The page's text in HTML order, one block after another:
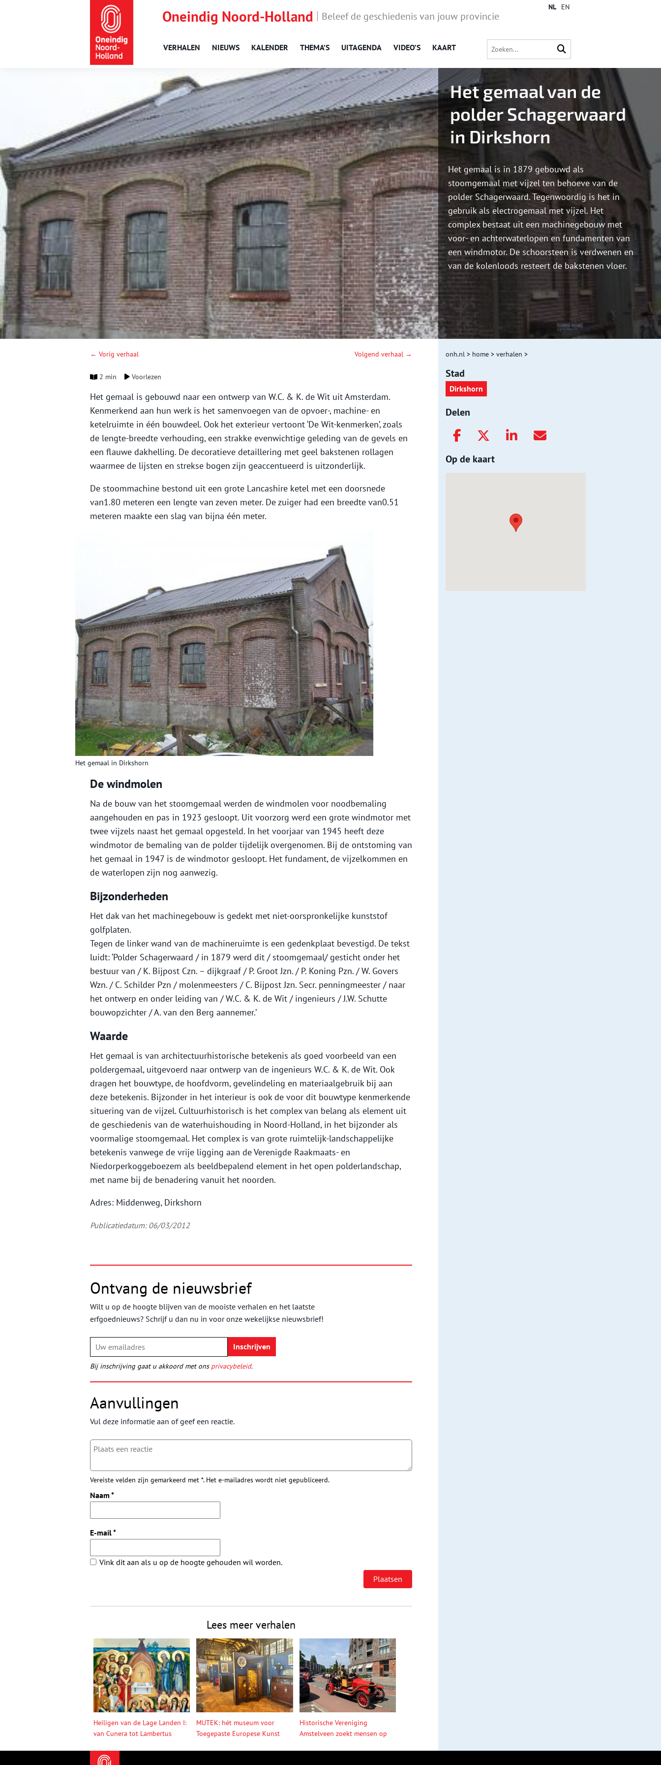
Oneindig Noord-Holland Beleef de geschiedenis van jouw provincie
VERHALEN NIEUWS KALENDER THEMA’S UITAGENDA VIDEO’S KAART
NL EN
Het gemaal van de
polder Schagerwaard
in Dirkshorn
Het gemaal is in 1879 gebouwd als
stoomgemaal met vijzel ten behoeve van de
polder Schagerwaard. Tegenwoordig is het in
gebruik als electrogemaal met vijzel. Het
complex bestaat uit een machinegebouw met
voor- en achterwaterlopen en fundamenten van
een windmotor. De schoorsteen is verdwenen en
van de kolenloods resteert de bakstenen vloer.
← Vorig verhaal Volgend verhaal →
2 min Voorlezen
Het gemaal is gebouwd naar een ontwerp van W.C. & K. de Wit uit Amsterdam.
Kenmerkend aan hun werk is het samenvoegen van de opvoer-, machine- en
ketelruimte in één bouwdeel. Ook het exterieur vertoont ‘De Wit-kenmerken’, zoals
de lengte-breedte verhouding, een strakke evenwichtige geleding van de gevels en
een flauwe dakhelling. De decoratieve detaillering met geel bakstenen rollagen
waarmee de lijsten en strekse bogen zijn geaccentueerd is uitzonderlijk.
De stoommachine bestond uit een grote Lancashire ketel met een doorsnede
van1.80 meteren een lengte van zeven meter. De zuiger had een breedte van0.51
meteren maakte een slag van bijna één meter.
Het gemaal in Dirkshorn
De windmolen
Na de bouw van het stoomgemaal werden de windmolen voor noodbemaling
aangehouden en pas in 1923 gesloopt. Uit voorzorg werd een grote windmotor met
twee vijzels naast het gemaal opgesteld. In het voorjaar van 1945 heeft deze
windmotor de bemaling van de polder tijdelijk overgenomen. Bij de ontstoming van
het gemaal in 1947 is de windmotor gesloopt. Het fundament, de vijzelkommen en
de waterlopen zijn nog aanwezig.
Bijzonderheden
Het dak van het machinegebouw is gedekt met niet-oorspronkelijke kunststof
golfplaten.
Tegen de linker wand van de machineruimte is een gedenkplaat bevestigd. De tekst
luidt: ‘Polder Schagerwaard / in 1879 werd dit / stoomgemaal/ gesticht onder het
bestuur van / K. Bijpost Czn. – dijkgraaf / P. Groot Jzn. / P. Koning Pzn. / W. Govers
Wzn. / C. Schilder Pzn / molenmeesters / C. Bijpost Jzn. Secr. penningmeester / naar
het ontwerp en onder leiding van / W.C. & K. de Wit / ingenieurs / J.W. Schutte
bouwopzichter / A. van den Berg aannemer.’
Waarde
Het gemaal is van architectuurhistorische betekenis als goed voorbeeld van een
poldergemaal, uitgevoerd naar ontwerp van de ingenieurs W.C. & K. de Wit. Ook
dragen het bouwtype, de hoofdvorm, gevelindeling en materiaalgebruik bij aan
deze betekenis. Bijzonder in het interieur is ook de voor dit bouwtype kenmerkende
situering van de vijzel. Cultuurhistorisch is het complex van belang als element uit
de geschiedenis van de waterhuishouding in Noord-Holland, in het bijzonder als
voormalige stoomgemaal. Het complex is van grote ruimtelijk-landschappelijke
betekenis vanwege de vrije ligging aan de Verenigde Raakmaats- en
Niedorperkoggeboezem als beeldbepalend element in het open polderlandschap,
met name bij de benadering vanuit het noorden.
Adres: Middenweg, Dirkshorn
Publicatiedatum: 06/03/2012
Ontvang de nieuwsbrief
Wilt u op de hoogte blijven van de mooiste verhalen en het laatste
erfgoednieuws? Schrijf u dan nu in voor onze wekelijkse nieuwsbrief!
Bij inschrijving gaat u akkoord met ons privacybeleid.
Aanvullingen
Vul deze informatie aan of geef een reactie.
Vereiste velden zijn gemarkeerd met *. Het e-mailadres wordt niet gepubliceerd.
Naam *
E-mail*
Vink dit aan als u op de hoogte gehouden wil worden.
Lees meer verhalen
Heiligen van de Lage Landen I:
van Cunera tot Lambertus
MUTEK: hét museum voor
Toegepaste Europese Kunst
Historische Vereniging
Amstelveen zoekt mensen op
onh.nl > home > verhalen >
Stad
Dirkshorn
Delen
Op de kaart